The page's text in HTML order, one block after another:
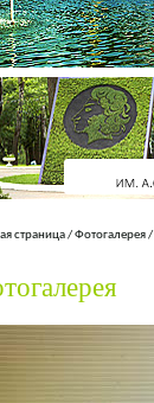
страница/Фотогалерея/